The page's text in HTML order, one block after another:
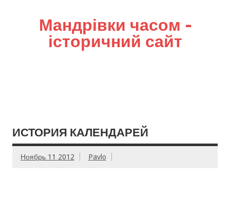
Мандрівки часом –
історичний сайт
ИСТОРИЯ КАЛЕНДАРЕЙ
Ноябрь 11 2012 Pavlo